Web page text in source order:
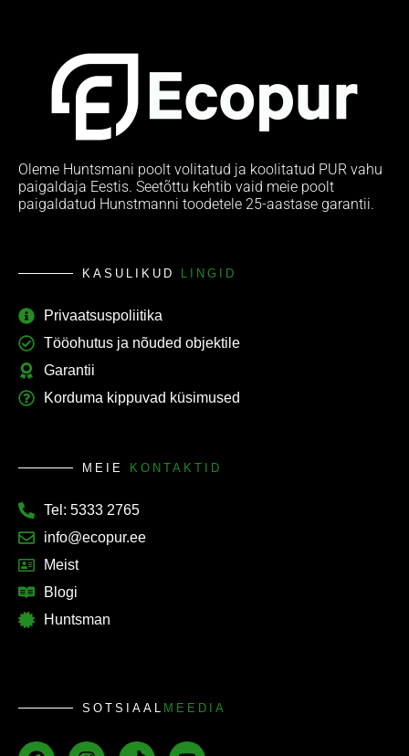
Oleme Huntsmani poolt volitatud ja koolitatud PUR vahu
paigaldaja Eestis. Seetõttu kehtib vaid meie poolt
paigaldatud Hunstmanni toodetele 25-aastase garantii.
KASULIKUD LINGID
Privaatsuspoliitika
Tööohutus ja nõuded objektile
Garantii
Korduma kippuvad küsimused
MEIE KONTAKTID
Tel: 5333 2765
info@ecopur.ee
Meist
Blogi
Huntsman
SOTSIAAL MEEDIA